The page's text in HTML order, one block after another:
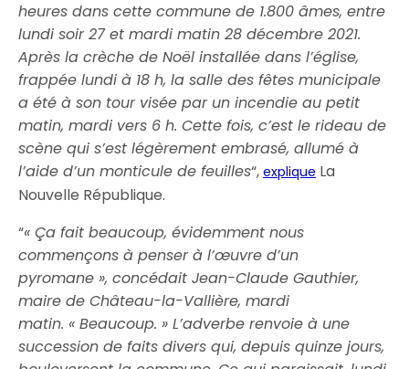
heures dans cette commune de 1.800 âmes, entre
lundi soir 27 et mardi matin 28 décembre 2021.
Après la crèche de Noël installée dans l’église,
frappée lundi à 18 h, la salle des fêtes municipale
a été à son tour visée par un incendie au petit
matin, mardi vers 6 h. Cette fois, c’est le rideau de
scène qui s’est légèrement embrasé, allumé à
l’aide d’un monticule de feuilles“,explique La
Nouvelle République.
“« Ça fait beaucoup, évidemment nous
commençons à penser à l’œuvre d’un
pyromane », concédait Jean-Claude Gauthier,
maire de Château-la-Vallière, mardi
matin. « Beaucoup. » L’adverbe renvoie à une
succession de faits divers qui, depuis quinze jours,